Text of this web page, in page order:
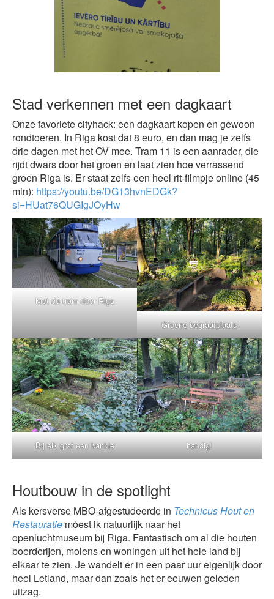
Stad verkennen met een dagkaart
Onze favoriete cityhack: een dagkaart kopen en gewoon
rondtoeren. In Riga kost dat 8 euro, en dan mag je zelfs
drie dagen met het OV mee. Tram 11 is een aanrader, die
rijdt dwars door het groen en laat zien hoe verrassend
groen Riga is. Er staat zelfs een heel rit-filmpje online (45
min): https://youtu.be/DG13hvnEDGk?
si=HUat76QUGIgJOyHw
Met de tram door Riga
Groene begraafplaats
Bij elk graf een bankje handig!
Houtbouw in de spotlight
Als kersverse MBO-afgestudeerde in Technicus Hout en
Restauratie móest ik natuurlijk naar het
openluchtmuseum bij Riga. Fantastisch om al die houten
boerderijen, molens en woningen uit het hele land bij
elkaar te zien. Je wandelt er in een paar uur eigenlijk door
heel Letland, maar dan zoals het er eeuwen geleden
uitzag.